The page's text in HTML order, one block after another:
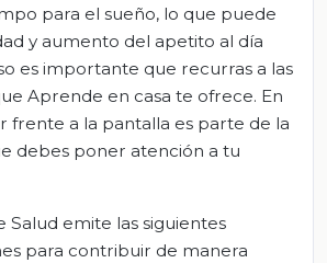
para el sueño, lo que puede
y aumento del apetito al día
es importante que recurras a las
Aprende en casa te ofrece. En
frente a la pantalla es parte de la
debes poner atención a tu
Salud emite las siguientes
para contribuir de manera